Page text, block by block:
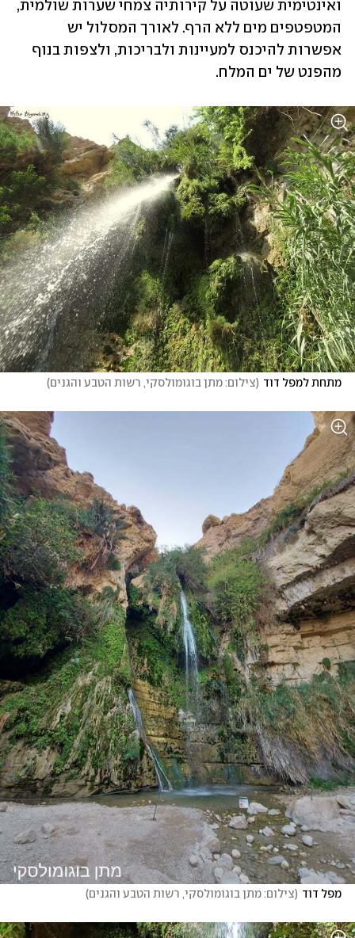
מהפנט של ים המלח.
מתחת למפל דוד (צילום: מתן בוגומולסקי, רשות הטבע והגנים)
מפל דוד (צילום: מתן בוגומולסקי, רשות הטבע והגנים )